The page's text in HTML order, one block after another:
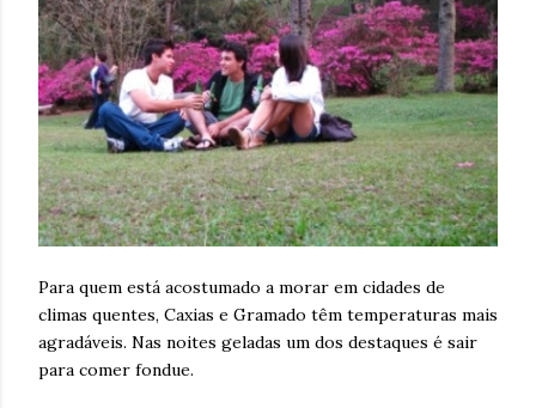
Para quem está acostumado a morar em cidades de
climas quentes, Caxias e Gramado têm temperaturas mais
agradáveis. Nas noites geladas um dos destaques é sair
para comer fondue.